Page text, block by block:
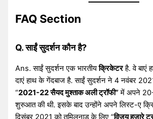
FAQ Section
Q. साईं सुदर्शन कौन है?
Ans. साईं सुदर्शन एक भारतीयक्रिकेटरहै. वे बाएं
दाएं हाथ के गेंदबाज है. साईं सुदर्शन ने 4 नवंबर
“2021-22 सैयद मुश्ताक अली ट्रॉफी”में अपने
शुरुआत की थी. इसके बाद उन्होंने अपने लिस्ट-ए
दिसंबर 2021 को तमिलनाडु के लिए “विजय हजारे